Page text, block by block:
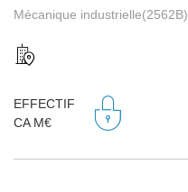
Mécanique industrielle(2562B)
EFFECTIF
CA M€